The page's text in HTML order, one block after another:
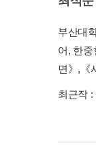
부산대
어, 한
면》,《
최근작 :